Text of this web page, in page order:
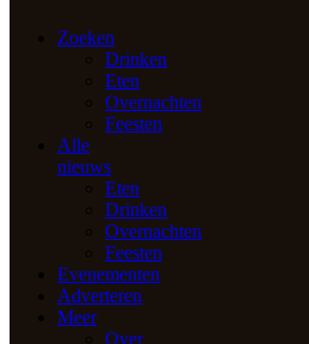
Zoeken
Drinken
Eten
Overnachten
Feesten
Alle
nieuws
Eten
Drinken
Overnachten
Feesten
Evenementen
Adverteren
Meer
Over